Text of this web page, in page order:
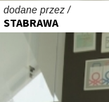
dodane przez /
STABRAWA